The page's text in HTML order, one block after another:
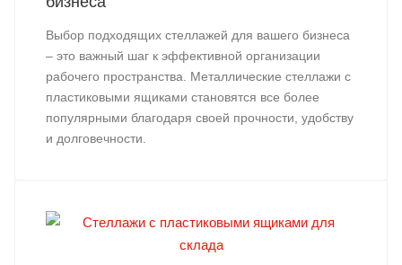
Выбор подходящих стеллажей для вашего бизнеса
– это важный шаг к эффективной организации
рабочего пространства. Металлические стеллажи с
пластиковыми ящиками становятся все более
популярными благодаря своей прочности, удобству
и долговечности.